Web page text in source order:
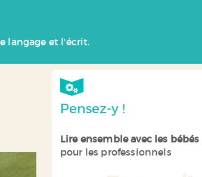
langage et l'écrit.
Pensez-y !
Lire ensemble avec les bébés
pour les professionnels